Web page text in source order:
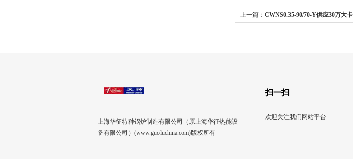
上一篇： CWNS0.35-90/70-Y供应30万大
上海华征特种锅炉制造有限公司（原上海华征热能设
备有限公司）(www.guoluchina.com)版权所有
扫一扫
欢迎关注我们网站平台